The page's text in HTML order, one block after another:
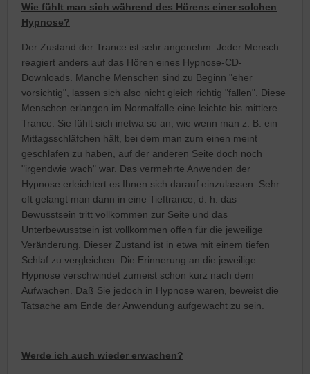
Wie fühlt man sich während des Hörens einer solchen
Hypnose?
Der Zustand der Trance ist sehr angenehm. Jeder Mensch
reagiert anders auf das Hören eines Hypnose-CD-
Downloads. Manche Menschen sind zu Beginn "eher
vorsichtig", lassen sich also nicht gleich richtig "fallen". Diese
Menschen erlangen im Normalfalle eine leichte bis mittlere
Trance. Sie fühlt sich inetwa so an, wie wenn man z. B. ein
Mittagsschläfchen hält, bei dem man zum einen meint
geschlafen zu haben, auf der anderen Seite doch noch
"irgendwie wach" war. Das vermehrte Anwenden der
Hypnose erleichtert es Ihnen sich darauf einzulassen. Sehr
oft gelangt man dann in eine Tieftrance, d. h. das
Bewusstsein tritt vollkommen zur Seite und das
Unterbewusstsein ist vollkommen offen für die jeweilige
Veränderung. Dieser Zustand ist in etwa mit einem tiefen
Schlaf zu vergleichen. Die Erinnerung an die jeweilige
Hypnose verschwindet zumeist schon kurz nach dem
Aufwachen. Daß Sie jedoch in Hypnose waren, beweist die
Tatsache am Ende der Anwendung aufgewacht zu sein.
Werde ich auch wieder erwachen?